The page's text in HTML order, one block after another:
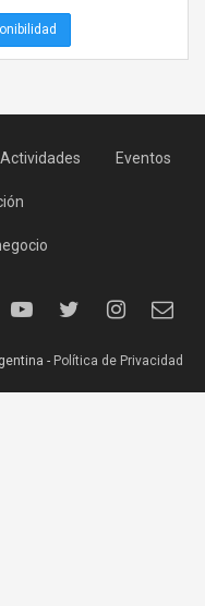
Actividades Eventos
- Política de Privacidad